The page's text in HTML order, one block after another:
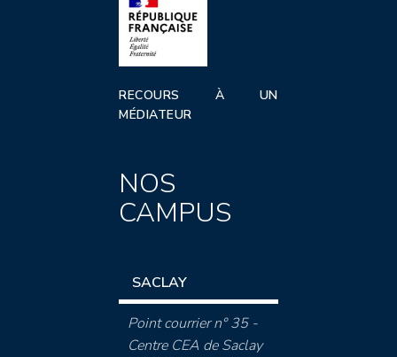
RECOURS À UN
MÉDIATEUR
NOS
CAMPUS
SACLAY
Point courrier n° 35 -
Centre CEA de Saclay